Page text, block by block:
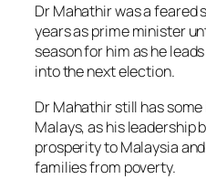
Dr Mahathir was a feared
years as prime minister
season for him as he
into the next election.
Dr Mahathir still has
Malays, as his leadership
prosperity to Malaysia
families from poverty.